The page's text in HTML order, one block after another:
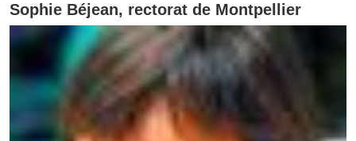
Sophie Béjean, rectorat de Montpellier